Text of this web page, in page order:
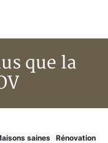
que la
que la
saines Rénovation